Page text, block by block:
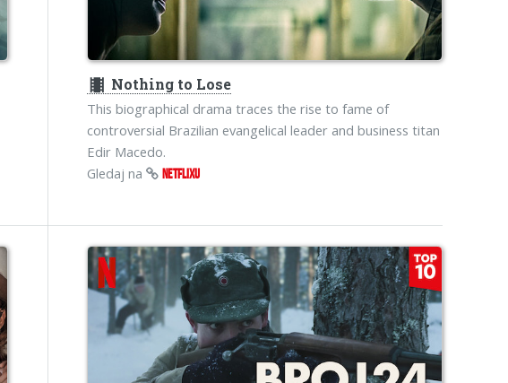
theaters Nothing to Lose
This biographical drama traces the rise to fame of
controversial Brazilian evangelical leader and business titan
Edir Macedo.
Gledaj na
NETFLIXU